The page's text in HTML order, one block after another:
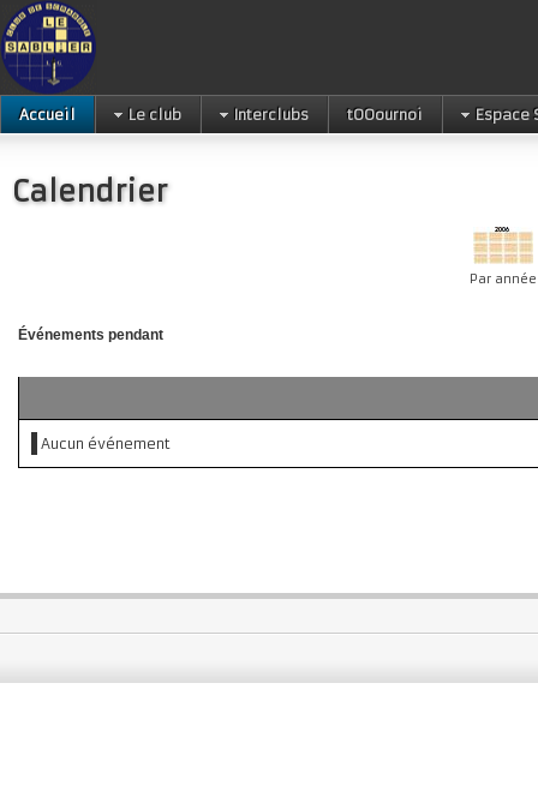
Accueil Le club Interclubs tOOournoi Espace
Calendrier
Par année
Événements pendant
Aucun événement